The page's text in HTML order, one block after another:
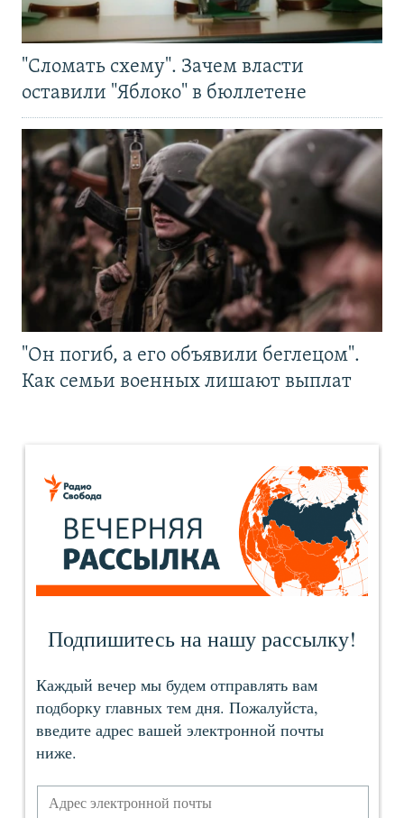
"Сломать схему". Зачем власти
оставили "Яблоко" в бюллетене
"Он погиб, а его объявили беглецом".
Как семьи военных лишают выплат